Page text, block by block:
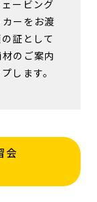
ービング
ーをお渡
証として
のご案内
します。
会